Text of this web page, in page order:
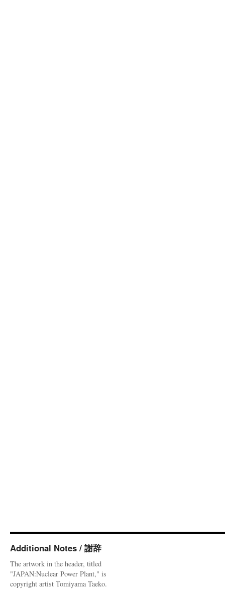
Additional Notes / 謝辞
The artwork in the header, titled
"JAPAN:Nuclear Power Plant," is
copyright artist Tomiyama Taeko.